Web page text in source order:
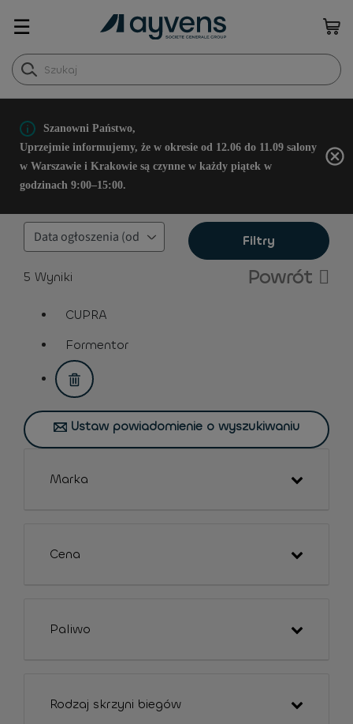
☰
Szanowni Państwo,
Uprzejmie informujemy, że w okresie od 12.06 do 11.09 salony
w Warszawie i Krakowie są czynne w każdy piątek w
godzinach 9:00–15:00.
Filtry
5 Wyniki Powrót
CUPRA
Formentor
assistive.text.remove.filter.button
Ustaw powiadomienie o wyszukiwaniu
Marka
Cena
Paliwo
Rodzaj skrzyni biegów